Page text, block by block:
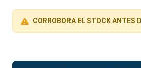
CORROBORA EL STOCK ANTES